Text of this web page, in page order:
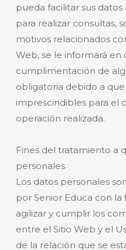
pueda facilitar sus
para realizar consultas,
motivos relacionados
Web, se le informará en
cumplimentación de
obligatoria debido a
imprescindibles para el
operación realizada.
Fines del tratamiento a
personales
Los datos personales
por Senior Educa con
agilizar y cumplir los
entre el Sitio Web y el
de la relación que se